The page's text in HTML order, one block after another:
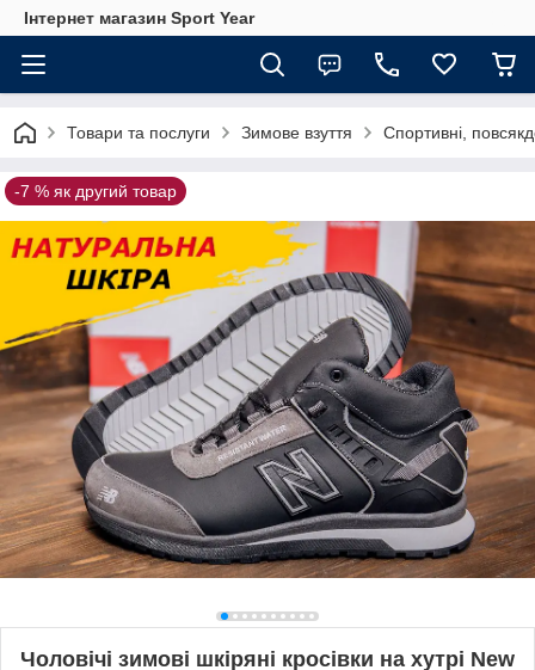
Інтернет магазин Sport Year
Товари та послуги Зимове взуття Спортивні,
-7 % як другий товар
Чоловічі зимові шкіряні кросівки на хутрі New